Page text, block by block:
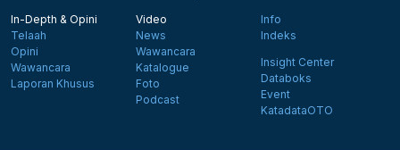
In-Depth & Opini
Telaah
Opini
Wawancara
Laporan Khusus
Video
News
Wawancara
Katalogue
Foto
Podcast
Info
Indeks
Insight Center
Databoks
Event
KatadataOTO